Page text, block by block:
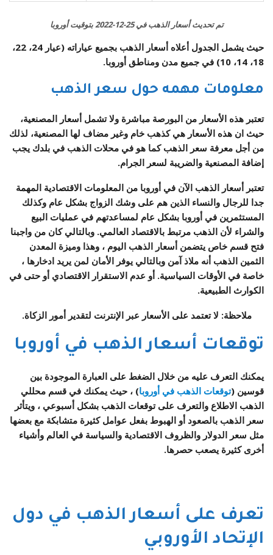
تم تحديث أسعار الذهب في 25-12-2022 بتوقيت أوروبا
حيث يشمل الجدول أعلاه أسعار الذهب بجميع عياراته (عيار 24، 22،
18، 14، 10) في جميع مدن ومناطق أوروبا.
معلومات مهمه حول سعر الذهب
تعتبر هذه الأسعار من البورصة مباشرة ولا تشمل أسعار المصنعية،
حيث ان هذه الأسعار هي كذهب خام وغير مضاف لها المصنعية، لذلك
من أجل معرفة سعر الذهب كما هو في محلات الذهب في بلدك يجب
إضافة المصنعية والضريبة لسعر الجرام.
تعتبر أسعار الذهب الآن في أوروبا من المعلومات الاقتصادية المهمة
جدا للرجال والنساء الذين هم على وشك الزواج بشكل عام وكذلك
المستثمرين في أوروبا بشكل عام لمساعدتهم في عمليات البيع
والشراء لأن الذهب مرتبط بالاقتصاد العالمي. وبالتالي كان من واجبنا
فتح قسم خاص يتضمن أسعار الذهب اليوم ، وهذا وميزة المعدن
الثمين الذهب أنه ملاذ آمن وبالتالي يوفر الأمان لمن يريد ادخارها ،
خاصة في الأوقات السياسية. أو عدم الاستقرار الاقتصادي أو حتى في
الكوارث الطبيعية.
ملاحظة: لا تعتمد على الأسعار عبر الإنترنت لتقدير أمور الزكاة.
توقعات أسعار الذهب في أوروبا
يمكنك التعرف عليه من خلال الضغط على العبارة الموجودة بين
قوسين (توقعات الذهب في أوروبا) ، حيث يمكنك في قسم محللي
الذهب الاطلاع والتعرف على توقعات الذهب بشكل أسبوعي ، ويتأثر
سعر الذهب بالصعود أو الهبوط بفعل عوامل كثيرة متشابكة مع بعضها
مثل سعر الدولار والظروف الاقتصادية والسياسة في العالم وأشياء
أخرى كثيرة يصعب حصرها.
تعرف على أسعار الذهب في دول
الإتحاد الأوروبي